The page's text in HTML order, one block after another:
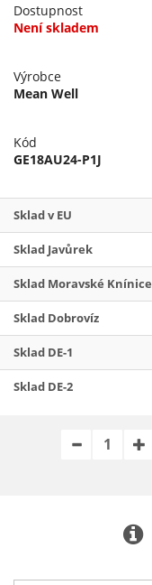
Dostupnost
Není skladem
Výrobce
Mean Well
Kód
GE18AU24-P1J
Sklad v EU
Sklad Javůrek
Sklad Moravské Knínice
Sklad Dobrovíz
Sklad DE-1
Sklad DE-2